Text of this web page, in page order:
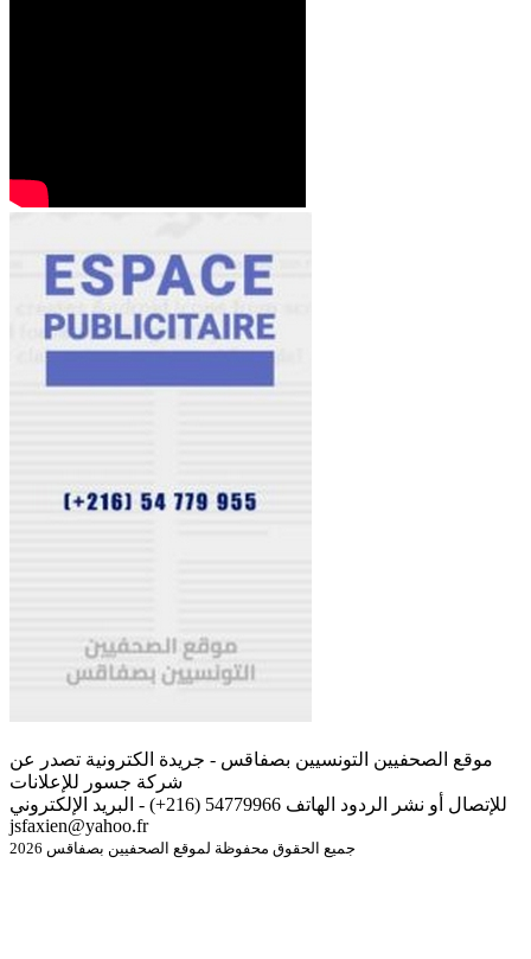
موقع الصحفيين التونسيين بصفاقس - جريدة الكترونية تصدر عن
شركة جسور للإعلانات
للإتصال أو نشر الردود الهاتف 54779966 (216+) - البريد الإلكتروني
jsfaxien@yahoo.fr
جميع الحقوق محفوظة لموقع الصحفيين بصفاقس 2026